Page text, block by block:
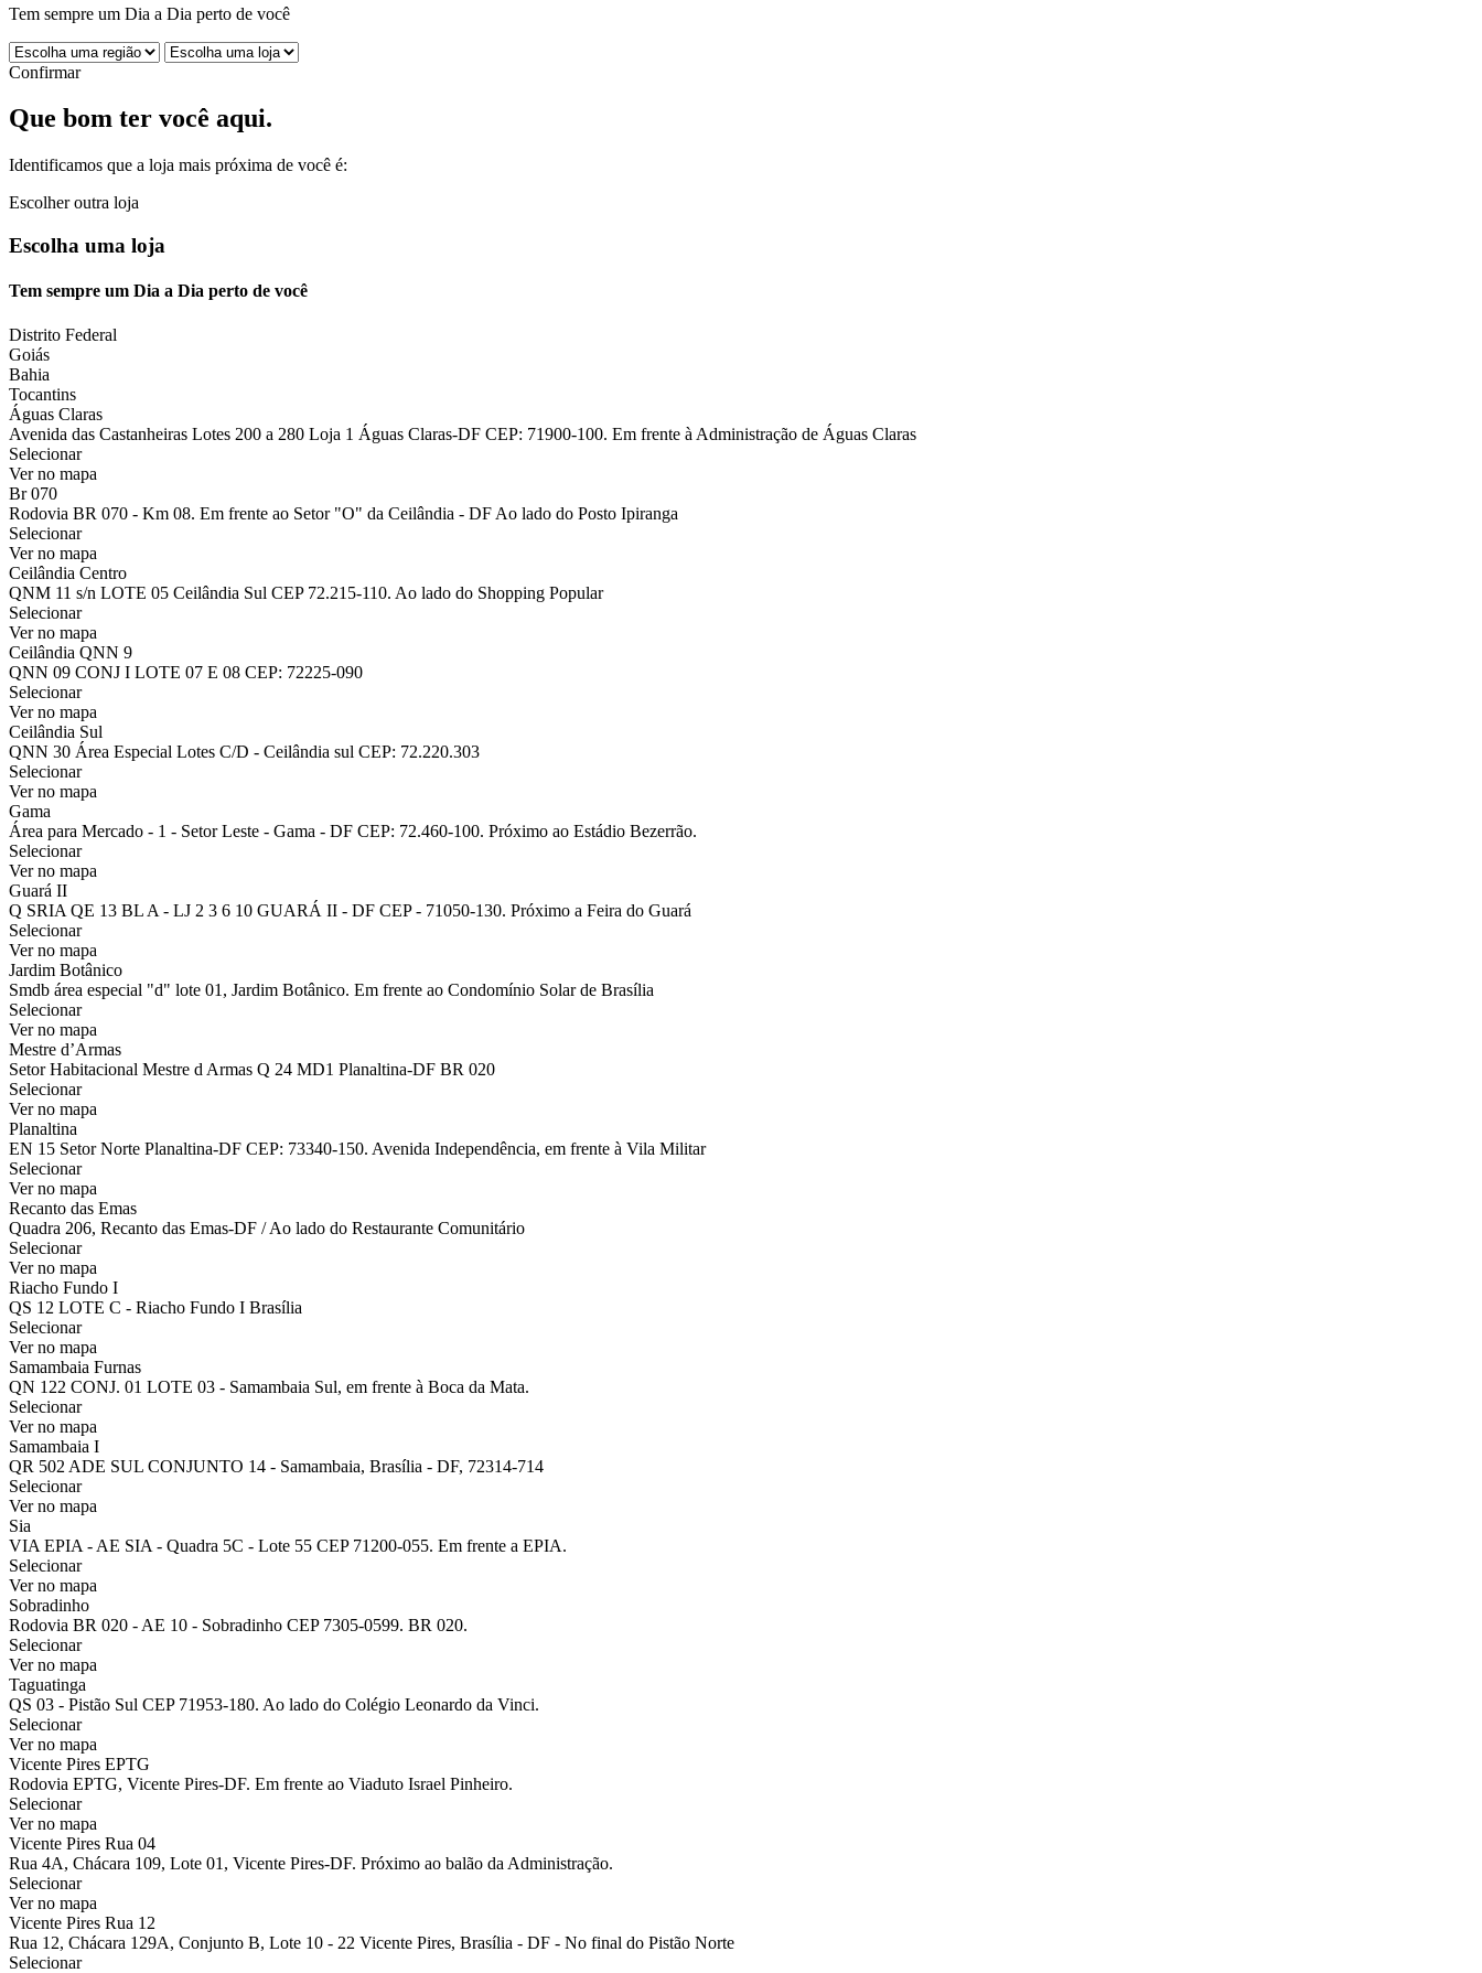
Tem sempre um Dia a Dia perto de você
Confirmar
Que bom ter você aqui.
Identificamos que a loja mais próxima de você é:
Escolher outra loja
Escolha uma loja
Tem sempre um Dia a Dia perto de você
Distrito Federal
Goiás
Bahia
Tocantins
Águas Claras
Avenida das Castanheiras Lotes 200 a 280 Loja 1 Águas Claras-DF CEP: 71900-100. Em frente à Administração de Águas Claras
Selecionar
Ver no mapa
Br 070
Rodovia BR 070 - Km 08. Em frente ao Setor "O" da Ceilândia - DF Ao lado do Posto Ipiranga
Selecionar
Ver no mapa
Ceilândia Centro
QNM 11 s/n LOTE 05 Ceilândia Sul CEP 72.215-110. Ao lado do Shopping Popular
Selecionar
Ver no mapa
Ceilândia QNN 9
QNN 09 CONJ I LOTE 07 E 08 CEP: 72225-090
Selecionar
Ver no mapa
Ceilândia Sul
QNN 30 Área Especial Lotes C/D - Ceilândia sul CEP: 72.220.303
Selecionar
Ver no mapa
Gama
Área para Mercado - 1 - Setor Leste - Gama - DF CEP: 72.460-100. Próximo ao Estádio Bezerrão.
Selecionar
Ver no mapa
Guará II
Q SRIA QE 13 BL A - LJ 2 3 6 10 GUARÁ II - DF CEP - 71050-130. Próximo a Feira do Guará
Selecionar
Ver no mapa
Jardim Botânico
Smdb área especial "d" lote 01, Jardim Botânico. Em frente ao Condomínio Solar de Brasília
Selecionar
Ver no mapa
Mestre d’Armas
Setor Habitacional Mestre d Armas Q 24 MD1 Planaltina-DF BR 020
Selecionar
Ver no mapa
Planaltina
EN 15 Setor Norte Planaltina-DF CEP: 73340-150. Avenida Independência, em frente à Vila Militar
Selecionar
Ver no mapa
Recanto das Emas
Quadra 206, Recanto das Emas-DF / Ao lado do Restaurante Comunitário
Selecionar
Ver no mapa
Riacho Fundo I
QS 12 LOTE C - Riacho Fundo I Brasília
Selecionar
Ver no mapa
Samambaia Furnas
QN 122 CONJ. 01 LOTE 03 - Samambaia Sul, em frente à Boca da Mata.
Selecionar
Ver no mapa
Samambaia I
QR 502 ADE SUL CONJUNTO 14 - Samambaia, Brasília - DF, 72314-714
Selecionar
Ver no mapa
Sia
VIA EPIA - AE SIA - Quadra 5C - Lote 55 CEP 71200-055. Em frente a EPIA.
Selecionar
Ver no mapa
Sobradinho
Rodovia BR 020 - AE 10 - Sobradinho CEP 7305-0599. BR 020.
Selecionar
Ver no mapa
Taguatinga
QS 03 - Pistão Sul CEP 71953-180. Ao lado do Colégio Leonardo da Vinci.
Selecionar
Ver no mapa
Vicente Pires EPTG
Rodovia EPTG, Vicente Pires-DF. Em frente ao Viaduto Israel Pinheiro.
Selecionar
Ver no mapa
Vicente Pires Rua 04
Rua 4A, Chácara 109, Lote 01, Vicente Pires-DF. Próximo ao balão da Administração.
Selecionar
Ver no mapa
Vicente Pires Rua 12
Rua 12, Chácara 129A, Conjunto B, Lote 10 - 22 Vicente Pires, Brasília - DF - No final do Pistão Norte
Selecionar